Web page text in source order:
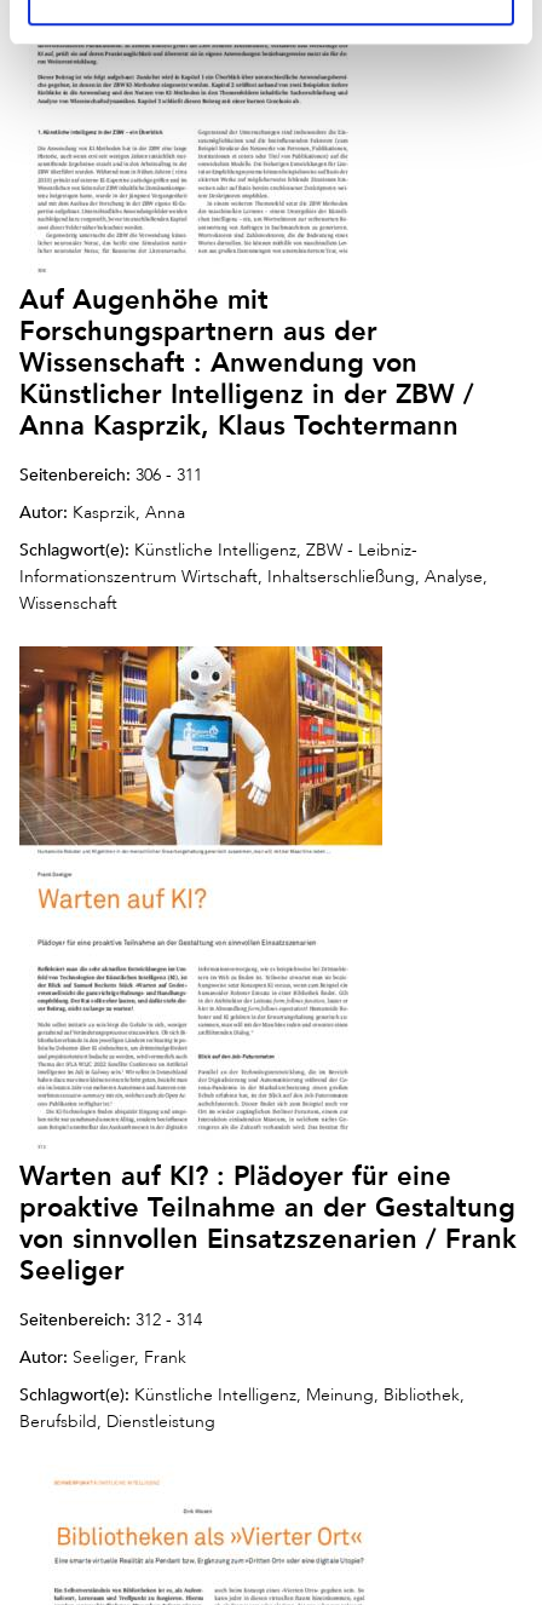
Auf Augenhöhe mit
Forschungspartnern aus der
Wissenschaft : Anwendung von
Künstlicher Intelligenz in der ZBW /
Anna Kasprzik, Klaus Tochtermann
Seitenbereich: 306 - 311
Autor: Kasprzik, Anna
Schlagwort(e): Künstliche Intelligenz, ZBW - Leibniz-
Informationszentrum Wirtschaft, Inhaltserschließung, Analyse,
Wissenschaft
Warten auf KI? : Plädoyer für eine
proaktive Teilnahme an der Gestaltung
von sinnvollen Einsatzszenarien / Frank
Seeliger
Seitenbereich: 312 - 314
Autor: Seeliger, Frank
Schlagwort(e): Künstliche Intelligenz, Meinung, Bibliothek,
Berufsbild, Dienstleistung